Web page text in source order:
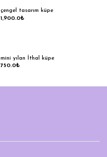
çengel tasarım küpe
1,900.0₺
mini yılan İthal küpe
750.0₺